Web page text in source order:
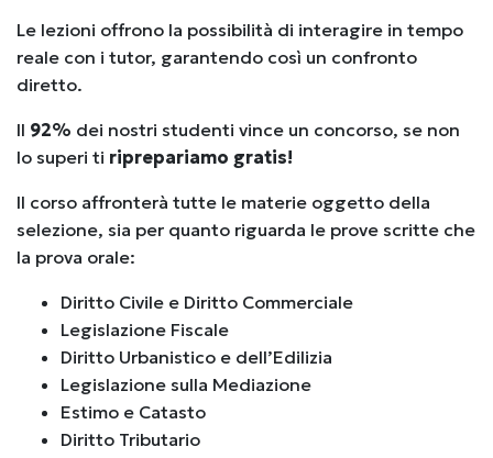
Le lezioni offrono la possibilità di interagire in tempo
reale con i tutor, garantendo così un confronto
diretto.
Il 92% dei nostri studenti vince un concorso, se non
lo superi ti riprepariamo gratis!
Il corso affronterà tutte le materie oggetto della
selezione, sia per quanto riguarda le prove scritte che
la prova orale:
Diritto Civile e Diritto Commerciale
Legislazione Fiscale
Diritto Urbanistico e dell’Edilizia
Legislazione sulla Mediazione
Estimo e Catasto
Diritto Tributario